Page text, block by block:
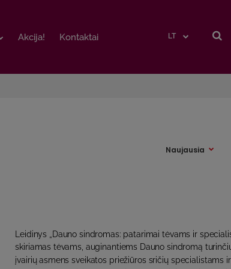
Akcija! Kontaktai LT
Akcija! Kontaktai LT
Leidinys „Dauno sindromas: patarimai tėvams ir
skiriamas tėvams, auginantiems Dauno sindromą
įvairių asmens sveikatos priežiūros sričių specialistams ir